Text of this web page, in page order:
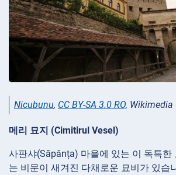
Nicubunu, CC BY-SA 3.0 RO, Wikimedia
메리 묘지 (Cimitirul Vesel)
사판샤(Săpânța) 마을에 있는 이 독특한
는 비문이 새겨진 다채로운 묘비가 있습